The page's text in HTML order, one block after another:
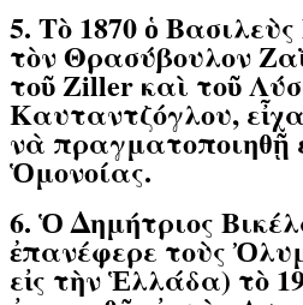
5. Τὸ 1870 ὁ
τὸν Θρασύβουλον
τοῦ Ziller καὶ τοῦ
Καυταντζόγλου,
νὰ πραγματοποιηθῇ
Ὁμονοίας.
6. Ὁ Δημήτριος
ἐπανέφερε τοὺς
εἰς τὴν Ἑλλάδα) τὸ